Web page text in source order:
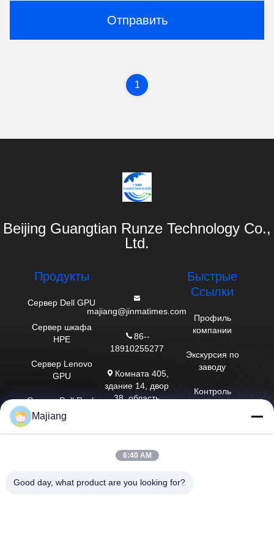
Отправить
1
Beijing Guangtian Runze Technology Co.,
Ltd.
Продукты
Сервер Dell GPU
Сервер шкафа
HPE
Сервер Lenovo
GPU
Сервер Dell Rack
GPU
majiang@jinmatimes.com
86--
18910255277
Комната 405,
здание 14, двор
38, область
пожалуйста
Китай.
Быстрые
Ссылки
Профиль
компании
Экскурсия по
заводу
Контроль
Majiang
6:40 AM
Good day, what product are you looking for?